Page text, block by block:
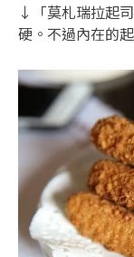
↓「莫札瑞拉起
硬。不過內在的